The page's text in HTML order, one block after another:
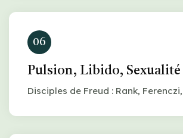
06
Pulsion, Libido, Sexualité
Disciples de Freud : Rank,